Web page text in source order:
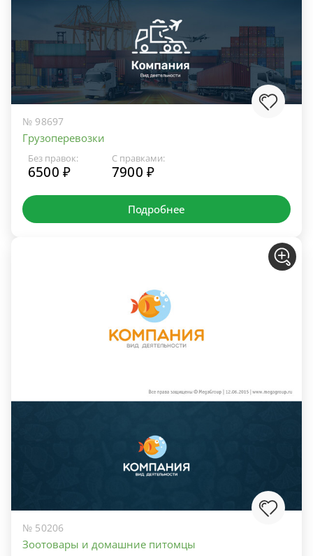
№ 98697
Грузоперевозки
Без правок:
6500 ₽
С правками:
7900 ₽
Подробнее
№ 50206
Зоотовары и домашние питомцы